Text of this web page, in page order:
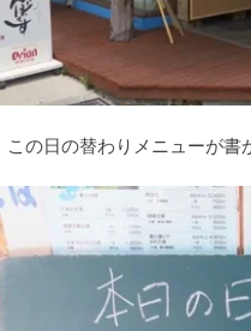
の日の替わりメニューが書